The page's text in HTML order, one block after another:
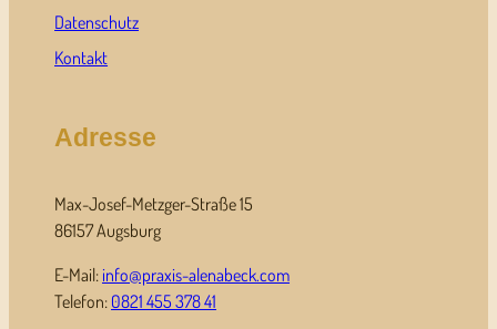
Datenschutz
Kontakt
Adresse
Max-Josef-Metzger-Straße 15
86157 Augsburg
E-Mail: info@praxis-alenabeck.com
Telefon: 0821 455 378 41